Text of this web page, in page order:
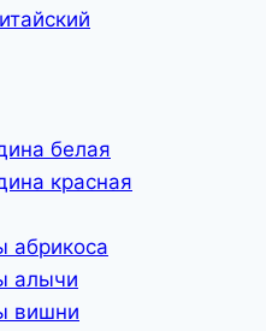
белая
красная
абрикоса
алычи
вишни